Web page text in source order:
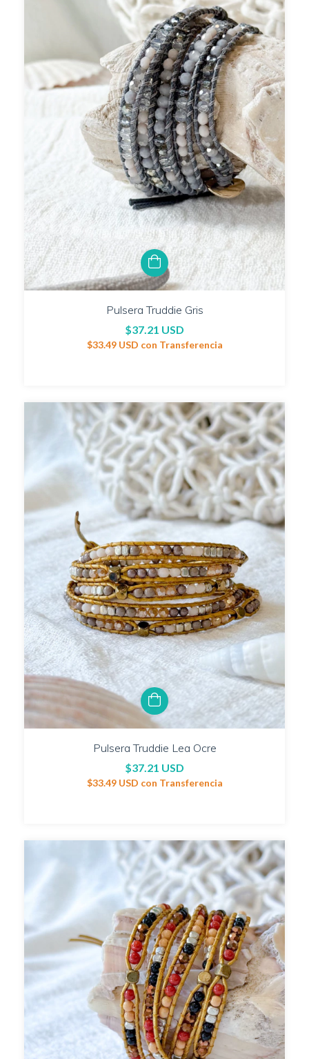
Pulsera Truddie Gris
$37.21 USD
$33.49 USD con Transferencia
Pulsera Truddie Lea Ocre
$37.21 USD
$33.49 USD con Transferencia